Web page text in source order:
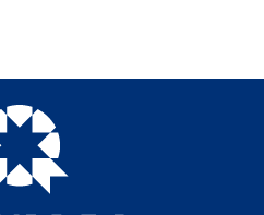
una fruizione
Settori
ma in futuro non si